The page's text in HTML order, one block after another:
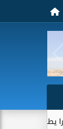
عن الزمالك..